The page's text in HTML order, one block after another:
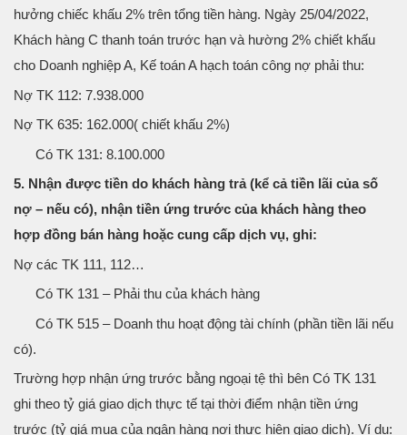
hưởng chiếc khấu 2% trên tổng tiền hàng. Ngày 25/04/2022,
Khách hàng C thanh toán trước hạn và hường 2% chiết khấu
cho Doanh nghiệp A, Kế toán A hạch toán công nợ phải thu:
Nợ TK 112: 7.938.000
Nợ TK 635: 162.000( chiết khấu 2%)
Có TK 131: 8.100.000
5. Nhận được tiền do khách hàng trả (kể cả tiền lãi của số
nợ – nếu có), nhận tiền ứng trước của khách hàng theo
hợp đồng bán hàng hoặc cung cấp dịch vụ, ghi:
Nợ các TK 111, 112…
Có TK 131 – Phải thu của khách hàng
Có TK 515 – Doanh thu hoạt động tài chính (phần tiền lãi nếu
có).
Trường hợp nhận ứng trước bằng ngoại tệ thì bên Có TK 131
ghi theo tỷ giá giao dịch thực tế tại thời điểm nhận tiền ứng
trước (tỷ giá mua của ngân hàng nơi thực hiện giao dịch). Ví dụ: